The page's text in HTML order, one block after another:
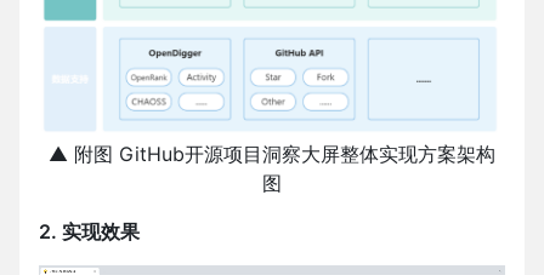
▲ 附图 GitHub开源项目洞察大屏整体实现方案架构
图
2. 实现效果